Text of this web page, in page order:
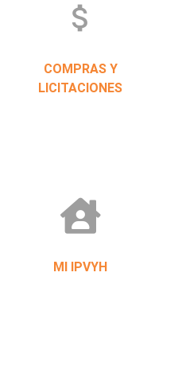
attach_money
COMPRAS Y
LICITACIONES
MI IPVYH